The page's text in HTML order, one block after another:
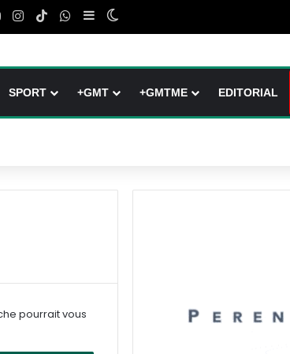
YouTubeInstagram
TikTokWhatsApp
Sidebar (barre latérale)
SPORT +GMT +GMTME EDITORIAL
pourrait vous